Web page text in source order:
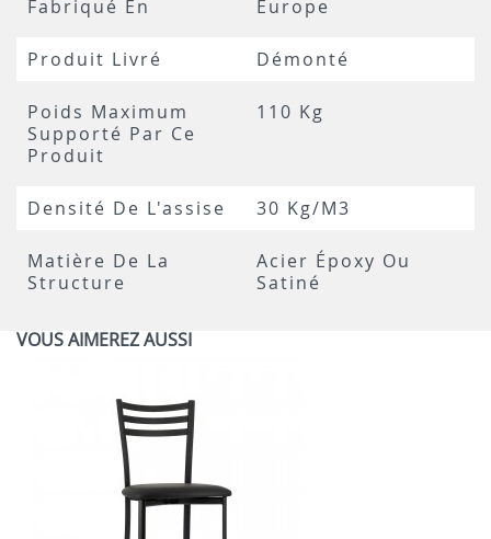
Fabriqué En Europe
Produit Livré Démonté
Poids Maximum
Supporté Par Ce
Produit
110 Kg
Densité De L'assise 30 Kg/m3
Matière De La
Structure
Acier Époxy Ou
Satiné
VOUS AIMEREZ AUSSI